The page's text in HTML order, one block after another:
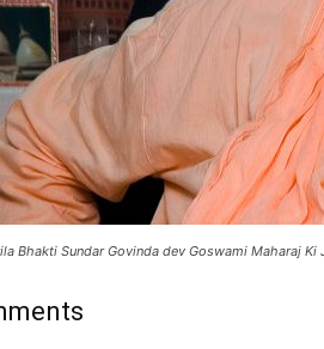
Bhakti Sundar Govinda dev Goswami Maharaj Ki